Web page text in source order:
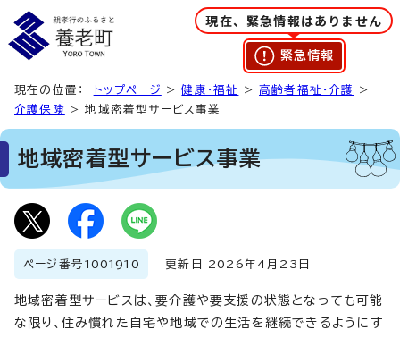
現在、緊急情報はありません
緊急情報
現在の位置： トップページ >健康・福祉 >高齢者福祉・介護
>
介護保険 > 地域密着型サービス事業
地域密着型サービス事業
ページ番号 1001910 更新日 2026年4月23日
地域密着型サービスは、要介護や要支援の状態となっても可能
な限り、住み慣れた自宅や地域での生活を継続できるようにす